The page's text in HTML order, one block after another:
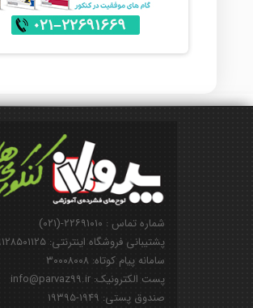
شماره تماس : ۲۲۶۹۱۰۱۰-(۰۲۱)
پشتیبانی فروشگاه اینترنتی: ۰۹۱۲۸۵۰۱۱۲۵
سامانه پیام کوتاه: ۳۰۰۰۸۰۰۸
پست الکترونیک: info@parvaz99.ir
صندوق پستی: ۱۹۴۹-۱۹۳۹۵